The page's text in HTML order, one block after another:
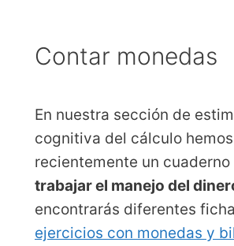
Contar monedas
En nuestra sección de
cognitiva del cálculo
recientemente un cuaderno
trabajar el manejo del
encontrarás diferentes
ejercicios con monedas y